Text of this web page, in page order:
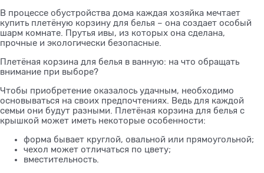
В процессе обустройства дома каждая хозяйка мечтает
купить плетёную корзину для белья – она создает особый
шарм комнате. Прутья ивы, из которых она сделана,
прочные и экологически безопасные.
Плетёная корзина для белья в ванную: на что обращать
внимание при выборе?
Чтобы приобретение оказалось удачным, необходимо
основываться на своих предпочтениях. Ведь для каждой
семьи они будут разными. Плетёная корзина для белья с
крышкой может иметь некоторые особенности:
форма бывает круглой, овальной или прямоугольной;
чехол может отличаться по цвету;
вместительность.